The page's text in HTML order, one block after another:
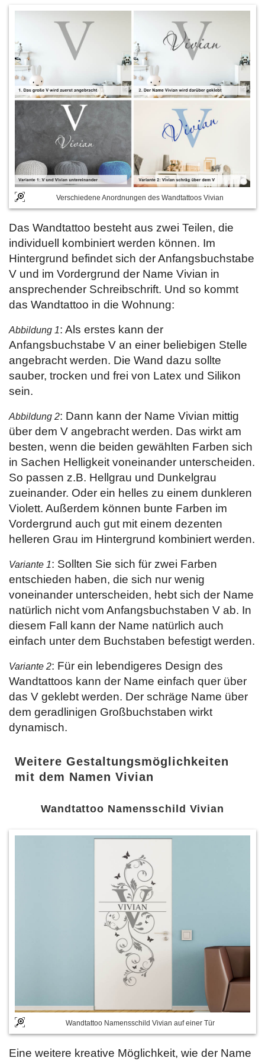
Verschiedene Anordnungen des Wandtattoos Vivian
Das Wandtattoo besteht aus zwei Teilen, die
individuell kombiniert werden können. Im
Hintergrund befindet sich der Anfangsbuchstabe
V und im Vordergrund der Name Vivian in
ansprechender Schreibschrift. Und so kommt
das Wandtattoo in die Wohnung:
Abbildung 1: Als erstes kann der
Anfangsbuchstabe V an einer beliebigen Stelle
angebracht werden. Die Wand dazu sollte
sauber, trocken und frei von Latex und Silikon
sein.
Abbildung 2: Dann kann der Name Vivian mittig
über dem V angebracht werden. Das wirkt am
besten, wenn die beiden gewählten Farben sich
in Sachen Helligkeit voneinander unterscheiden.
So passen z.B. Hellgrau und Dunkelgrau
zueinander. Oder ein helles zu einem dunkleren
Violett. Außerdem können bunte Farben im
Vordergrund auch gut mit einem dezenten
helleren Grau im Hintergrund kombiniert werden.
Variante 1: Sollten Sie sich für zwei Farben
entschieden haben, die sich nur wenig
voneinander unterscheiden, hebt sich der Name
natürlich nicht vom Anfangsbuchstaben V ab. In
diesem Fall kann der Name natürlich auch
einfach unter dem Buchstaben befestigt werden.
Variante 2: Für ein lebendigeres Design des
Wandtattoos kann der Name einfach quer über
das V geklebt werden. Der schräge Name über
dem geradlinigen Großbuchstaben wirkt
dynamisch.
Weitere Gestaltungsmöglichkeiten
mit dem Namen Vivian
Wandtattoo Namensschild Vivian
Wandtattoo Namensschild Vivian auf einer Tür
Eine weitere kreative Möglichkeit, wie der Name